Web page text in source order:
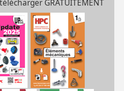
GRATUITEMENT